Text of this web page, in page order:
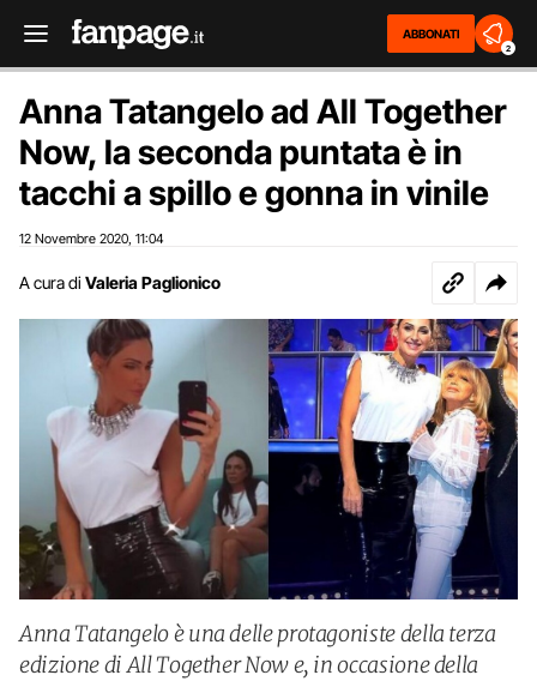
ABBONATI
2
Anna Tatangelo ad All Together
Now, la seconda puntata è in
tacchi a spillo e gonna in vinile
12 Novembre 2020 11:04
A cura di Valeria Paglionico
Anna Tatangelo è una delle protagoniste della terza
edizione di All Together Now e, in occasione della